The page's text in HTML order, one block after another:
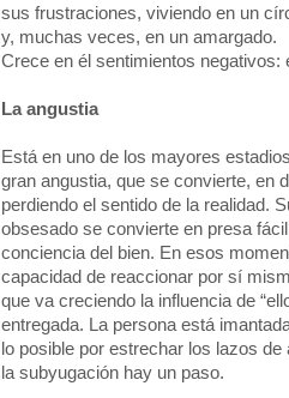
sus frustraciones, viviendo en un
y, muchas veces, en un amargado.
Crece en él sentimientos negativos:
La angustia
Está en uno de los mayores
gran angustia, que se convierte, en
perdiendo el sentido de la realidad.
obsesado se convierte en presa
conciencia del bien. En esos
capacidad de reaccionar por sí
que va creciendo la influencia de
entregada. La persona está
lo posible por estrechar los lazos
la subyugación hay un paso.